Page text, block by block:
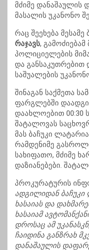
მძიმე
მასალის უკანონო
რაც შეეხება
რაჯავს,
პოლიციელების
და
საშუალების
შინაგან საქმეთა
ფარგლებში
დაახლოებით 00:30
შატალოვას
მას ბაჩუკი
რამდენიმე
სახიფათო, მძიმე
დაზიანებები.
პროკურატურის
ადგილიდან ბაჩუკი
ხასაიას და
ხასაიამ
დროსაც ამ
ჩაიდინა განზრახ
დანაშაულის